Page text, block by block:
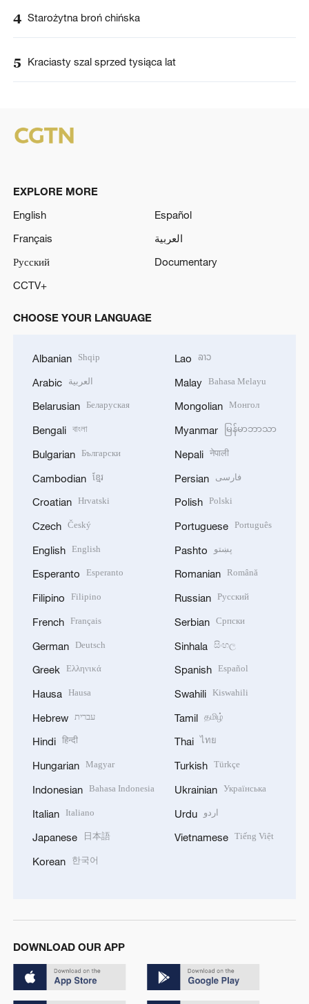
4 Starożytna broń chińska
5 Kraciasty szal sprzed tysiąca lat
EXPLORE MORE
English
Español
Français
العربية
Русский
Documentary
CCTV+
CHOOSE YOUR LANGUAGE
Albanian Shqip
Arabic العربية
Belarusian Беларуская
Bengali বাংলা
Bulgarian Български
Cambodian ខ្មែរ
Croatian Hrvatski
Czech Český
English English
Esperanto Esperanto
Filipino Filipino
French Français
German Deutsch
Greek Ελληνικά
Hausa Hausa
Hebrew עברית
Hindi हिन्दी
Hungarian Magyar
Indonesian Bahasa Indonesia
Italian Italiano
Japanese 日本語
Korean 한국어
Lao ລາວ
Malay Bahasa Melayu
Mongolian Монгол
Myanmar မြန်မာဘာသာ
Nepali नेपाली
Persian فارسی
Polish Polski
Portuguese Português
Pashto پښتو
Romanian Română
Russian Русский
Serbian Српски
Sinhala සිංහල
Spanish Español
Swahili Kiswahili
Tamil தமிழ்
Thai ไทย
Turkish Türkçe
Ukrainian Українська
Urdu اردو
Vietnamese Tiếng Việt
DOWNLOAD OUR APP